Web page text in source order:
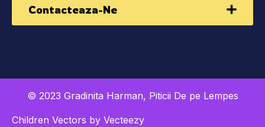
Contacteaza-Ne
© 2023 Gradinita Harman, Piticii De pe Lempes
Children Vectors by Vecteezy